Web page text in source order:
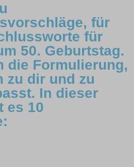
für
für
50. Geburtstag.
die Formulierung,
zu dir und zu
In dieser
es 10